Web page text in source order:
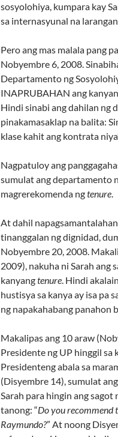
sosyolohiya, kumpara kay
sa internasyunal na
Pero ang mas malala pang
Nobyembre 6, 2008.
Departamento ng
INAPRUBAHAN ang
Hindi sinabi ang dahilan ng
pinakamasaklap na balita:
klase kahit ang kontrata
Nagpatuloy ang
sumulat ang departamento
magrerekomenda ngtenure.
At dahil
tinanggalan ng dignidad,
Nobyembre 20, 2008.
2009), nakuha ni Sarah ang
kanyangtenure. Hindi
hustisya sa kanya ay isa pa
ng napakahabang panahon
Makalipas ang 10 araw
Presidente ng UP hinggil sa
Presidenteng abala sa
(Disyembre 14), sumulat
Sarah para hingin ang sagot
tanong: “Do you recommend
Raymundo?” At noong